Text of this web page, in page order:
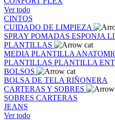
Ver todo
CINTOS
CUIDADO DE LIMPIEZA
SPRAY POMADAS ESPONJA
PLANTILLAS
MEDIA PLANTILLA
PLANTILLAS PLANTILLA
BOLSOS
BOLSA DE TELA RIÑONERA
CARTERAS Y SOBRES
SOBRES CARTERAS
JEANS
Ver todo